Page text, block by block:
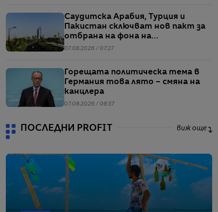
Саудитска Арабия, Турция и
Пакистан сключват нов пакт за
отбрана на фона на
напрежението между САЩ и Иран
07.08.2026 / 07:27
Горещата политическа тема в
Германия това лято – смяна на
канцлера
07.08.2026 / 06:37
ПОСЛЕДНИ PROFIT виж още